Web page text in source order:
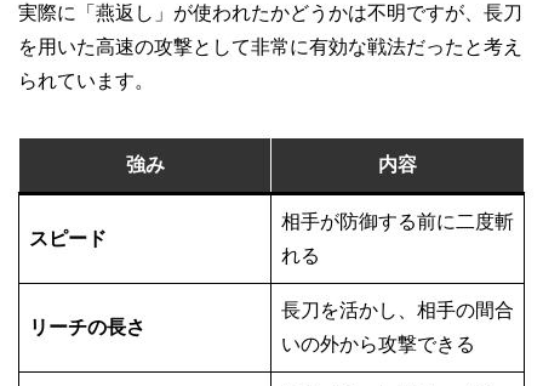
実際に「燕返し」が使われたかどうかは不明ですが、長刀
を用いた高速の攻撃として非常に有効な戦法だったと考え
られています。
強み 内容
スピード
相手が防御する前に二度斬
れる
リーチの長さ
長刀を活かし、相手の間合
いの外から攻撃できる